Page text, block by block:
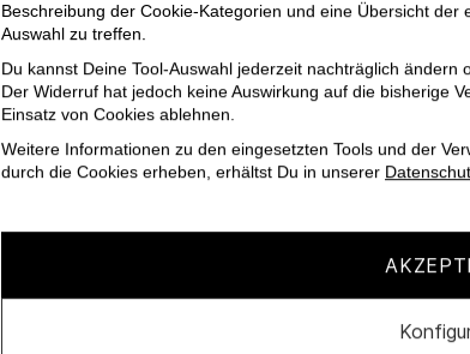
Beschreibung der Cookie-Kategorien und eine Übersicht
Auswahl zu treffen.
Du kannst Deine Tool-Auswahl jederzeit nachträglich
Der Widerruf hat jedoch keine Auswirkung auf die bisherige
Einsatz von Cookies ablehnen.
Weitere Informationen zu den eingesetzten Tools und der
durch die Cookies erheben, erhältst Du in unserer